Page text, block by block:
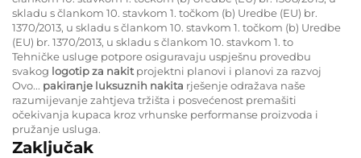
skladu s člankom 10. stavkom 1. točkom (b) Uredbe (EU) br.
1370/2013, u skladu s člankom 10. stavkom 1. točkom (b) Uredbe
(EU) br. 1370/2013, u skladu s člankom 10. stavkom 1. to
Tehničke usluge potpore osiguravaju uspješnu provedbu
svakog logotip za nakit projektni planovi i planovi za razvoj
Ovo... pakiranje luksuznih nakita rješenje odražava naše
razumijevanje zahtjeva tržišta i posvećenost premašiti
očekivanja kupaca kroz vrhunske performanse proizvoda i
pružanje usluga.
Zaključak